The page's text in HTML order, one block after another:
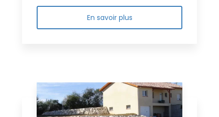
En savoir plus